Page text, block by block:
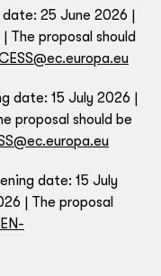
date: 25 June 2026 |
The proposal should
date: 15 July 2026 |
proposal should be
date: 15 July
| The proposal